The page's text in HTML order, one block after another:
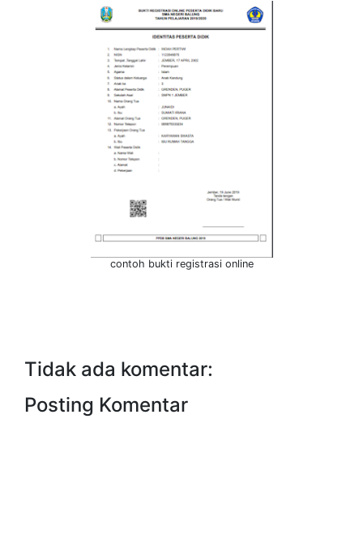
contoh bukti registrasi online
Tidak ada komentar:
Posting Komentar